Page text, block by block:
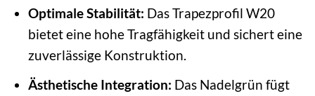
Optimale Stabilität: Das Trapezprofil W20
bietet eine hohe Tragfähigkeit und sichert eine
zuverlässige Konstruktion.
Ästhetische Integration: Das Nadelgrün fügt